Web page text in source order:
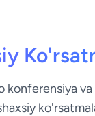
konferensiya